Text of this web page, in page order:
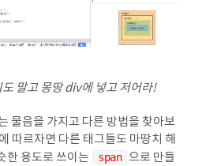
말고 몽땅 div에 넣고 저어라!
물음을 가지고 다른 방법을 찾아보
따르자면 다른 태그들도 마땅치 해
한 용도로 쓰이는
span 으로 만들